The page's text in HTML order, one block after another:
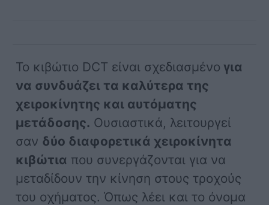
Το κιβώτιο DCT είναι σχεδιασμένο για
να συνδυάζει τα καλύτερα της
χειροκίνητης και αυτόματης
μετάδοσης. Ουσιαστικά, λειτουργεί
σαν δύο διαφορετικά χειροκίνητα
κιβώτια που συνεργάζονται για να
μεταδίδουν την κίνηση στους τροχούς
του οχήματος. Όπως λέει και το όνομα